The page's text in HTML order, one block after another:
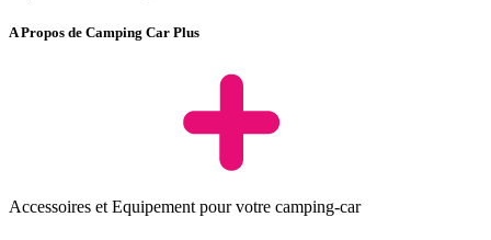
A Propos de Camping Car Plus
Accessoires et Equipement pour votre camping-car